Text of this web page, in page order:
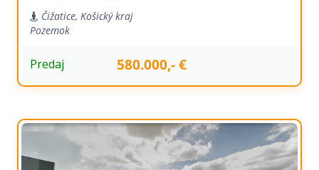
Čižatice, Košický kraj
Pozemok
Predaj 580.000,- €